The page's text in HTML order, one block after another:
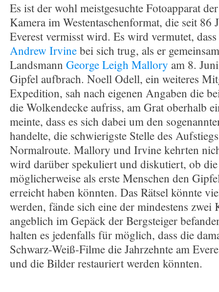
Es ist der wohl meistgesuchte Fotoapparat
Kamera im Westentaschenformat, die seit 86
Everest vermisst wird. Es wird vermutet,
Andrew Irvinebei sich trug, als er
Landsmann George Leigh Mallory am 8.
Gipfel aufbrach. Noell Odell, ein weiteres
Expedition, sah nach eigenen Angaben die
die Wolkendecke aufriss, am Grat oberhalb
meinte, dass es sich dabei um den
handelte, die schwierigste Stelle des
Normalroute. Mallory und Irvine kehrten
wird darüber spekuliert und diskutiert, ob
möglicherweise als erste Menschen den
erreicht haben könnten. Das Rätsel könnte
werden, fände sich eine der mindestens zwei
angeblich im Gepäck der Bergsteiger
halten es jedenfalls für möglich, dass die
Schwarz-Weiß-Filme die Jahrzehnte am
und die Bilder restauriert werden könnten.